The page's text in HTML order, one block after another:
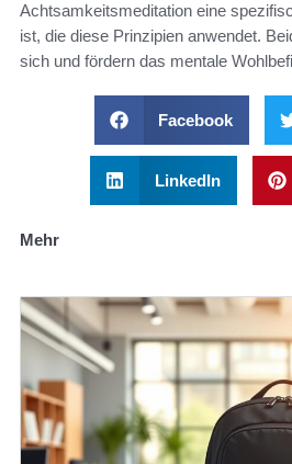
Achtsamkeitsmeditation eine
ist, die diese Prinzipien anwendet.
sich und fördern das mentale
Facebook
LinkedIn
Mehr